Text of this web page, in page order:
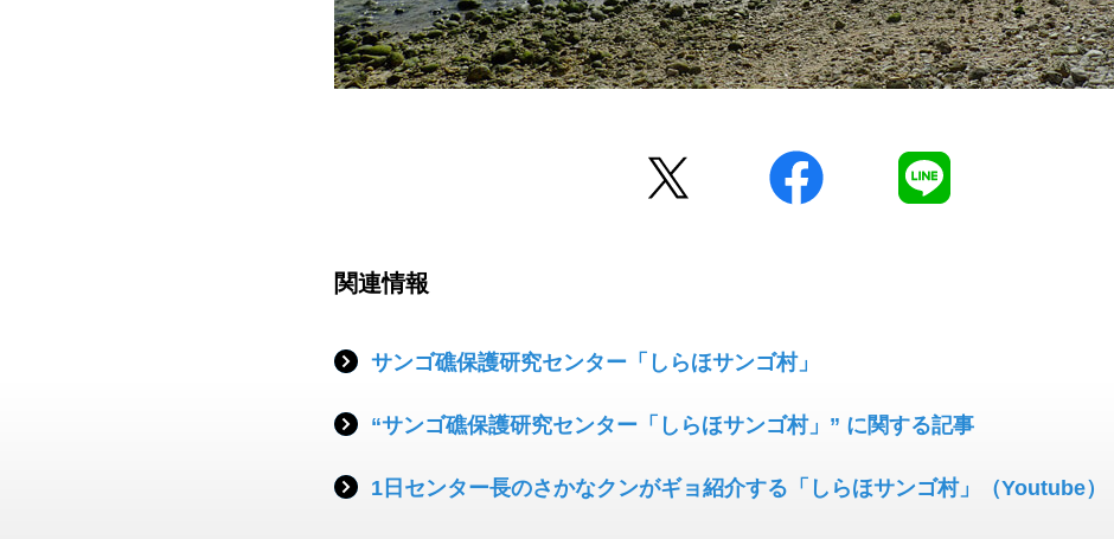
facebook
関連情報
サンゴ礁保護研究センター「しらほサンゴ村」
“サンゴ礁保護研究センター「しらほサンゴ村」” に関する記事
1日センター長のさかなクンがギョ紹介する「しらほサンゴ村」（Youtube）